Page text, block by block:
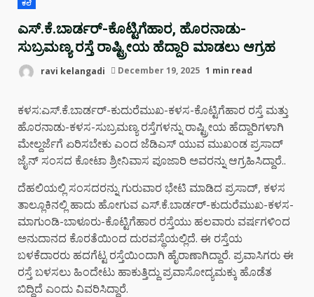
ಕಲೆ
ಎಸ್.ಕೆ.ಬಾರ್ಡರ್-ಕೊಟ್ಟಿಗೆಹಾರ, ಹೊರನಾಡು-
ಸುಬ್ರಮಣ್ಯ ರಸ್ತೆ ರಾಷ್ಟ್ರೀಯ ಹೆದ್ದಾರಿ ಮಾಡಲು ಆಗ್ರಹ
ravi kelangadi December 19, 2025 1 min read
ಕಳಸ:ಎಸ್.ಕೆ.ಬಾರ್ಡರ್-ಕುದುರೆಮುಖ-ಕಳಸ-ಕೊಟ್ಟಿಗೆಹಾರ ರಸ್ತೆ ಮತ್ತು
ಹೊರನಾಡು-ಕಳಸ-ಸುಬ್ರಮಣ್ಯ ರಸ್ತೆಗಳನ್ನು ರಾಷ್ಟ್ರೀಯ ಹೆದ್ದಾರಿಗಳಾಗಿ
ಮೇಲ್ದರ್ಜೆಗೆ ಏರಿಸಬೇಕು ಎಂದ ಜೆಡಿಎಸ್ ಯುವ ಮುಖಂಡ ಪ್ರಸಾದ್
ಜೈನ್ ಸಂಸದ ಕೋಟಾ ಶ್ರೀನಿವಾಸ ಪೂಜಾರಿ ಅವರನ್ನು ಆಗ್ರಹಿಸಿದ್ದಾರೆ..
ದೆಹಲಿಯಲ್ಲಿ ಸಂಸದರನ್ನು ಗುರುವಾರ ಭೇಟಿ ಮಾಡಿದ ಪ್ರಸಾದ್, ಕಳಸ
ತಾಲ್ಲೂಕಿನಲ್ಲಿ ಹಾದು ಹೋಗುವ ಎಸ್.ಕೆ.ಬಾರ್ಡರ್-ಕುದುರೆಮುಖ-ಕಳಸ-
ಮಾಗುಂಡಿ-ಬಾಳೂರು-ಕೊಟ್ಟಿಗೆಹಾರ ರಸ್ತೆಯು ಹಲವಾರು ವರ್ಷಗಳಿಂದ
ಅನುದಾನದ ಕೊರತೆಯಿಂದ ದುರವಸ್ಥೆಯಲ್ಲಿದೆ. ಈ ರಸ್ತೆಯ
ಬಳಕೆದಾರರು ಹದಗೆಟ್ಟ ರಸ್ತೆಯಿಂದಾಗಿ ಹೈರಾಣಾಗಿದ್ದಾರೆ. ಪ್ರವಾಸಿಗರು ಈ
ರಸ್ತೆ ಬಳಸಲು ಹಿಂದೇಟು ಹಾಕುತ್ತಿದ್ದು ಪ್ರವಾಸೋದ್ಯಮಕ್ಕು ಹೊಡೆತ
ಬಿದ್ದಿದೆ ಎಂದು ವಿವರಿಸಿದ್ಧಾರೆ.